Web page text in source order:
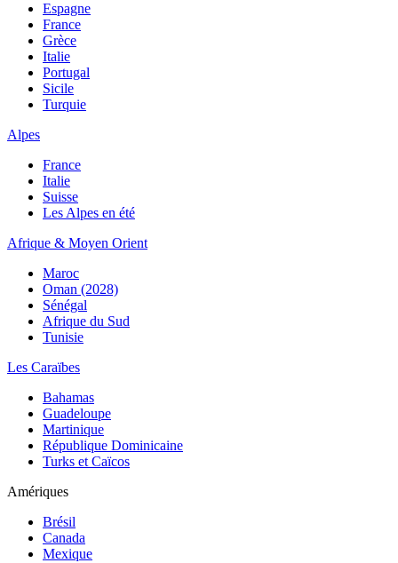
Espagne
France
Grèce
Italie
Portugal
Sicile
Turquie
Alpes
France
Italie
Suisse
Les Alpes en été
Afrique & Moyen Orient
Maroc
Oman (2028)
Sénégal
Afrique du Sud
Tunisie
Les Caraïbes
Bahamas
Guadeloupe
Martinique
République Dominicaine
Turks et Caïcos
Amériques
Brésil
Canada
Mexique